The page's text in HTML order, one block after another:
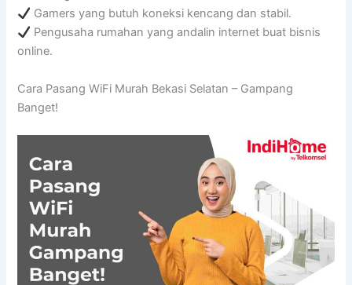
Gamers yang butuh koneksi kencang dan stabil.
Pengusaha rumahan yang andalin internet buat bisnis
online.
Cara Pasang WiFi Murah Bekasi Selatan – Gampang
Banget!